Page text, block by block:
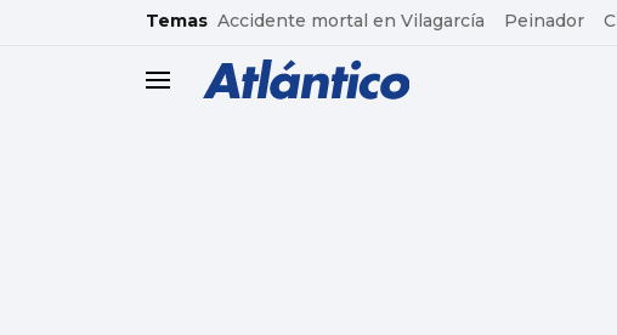
common.go-to-content
Temas Accidente mortal en Vilagarcía Peinador
header.menu.open